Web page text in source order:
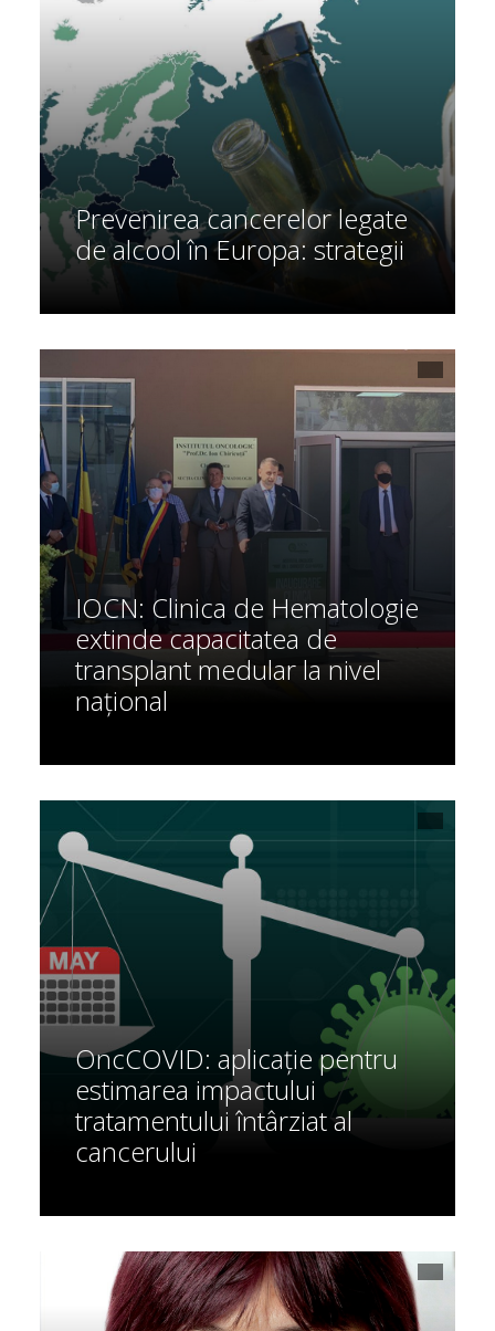
Prevenirea cancerelor legate
de alcool în Europa: strategii
IOCN: Clinica de Hematologie
extinde capacitatea de
transplant medular la nivel
național
OncCOVID: aplicație pentru
estimarea impactului
tratamentului întârziat al
cancerului